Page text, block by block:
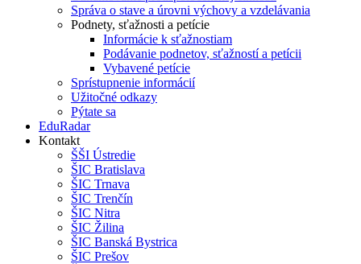
Správa o stave a úrovni výchovy a vzdelávania
Podnety, sťažnosti a petície
Informácie k sťažnostiam
Podávanie podnetov, sťažností a petícii
Vybavené petície
Sprístupnenie informácií
Užitočné odkazy
Pýtate sa
EduRadar
Kontakt
ŠŠI Ústredie
ŠIC Bratislava
ŠIC Trnava
ŠIC Trenčín
ŠIC Nitra
ŠIC Žilina
ŠIC Banská Bystrica
ŠIC Prešov